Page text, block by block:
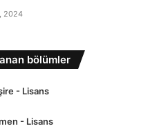
2024
bölümler
- Lisans
- Lisans